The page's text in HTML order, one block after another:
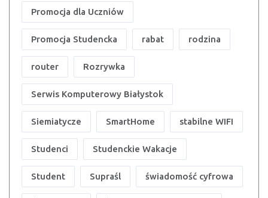
Promocja dla Uczniów
Promocja Studencka rabat rodzina
router Rozrywka
Serwis Komputerowy Białystok
Siemiatycze SmartHome stabilne WIFI
Studenci Studenckie Wakacje
Student Supraśl świadomość cyfrowa